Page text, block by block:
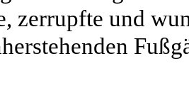
zerrupfte und